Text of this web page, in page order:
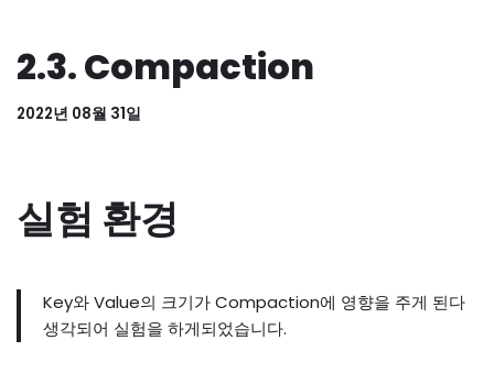
2.3. Compaction
2022년 08월 31일
실험 환경
Key와 Value의 크기가 Compaction에 영향을 주게 된다
생각되어 실험을 하게되었습니다.